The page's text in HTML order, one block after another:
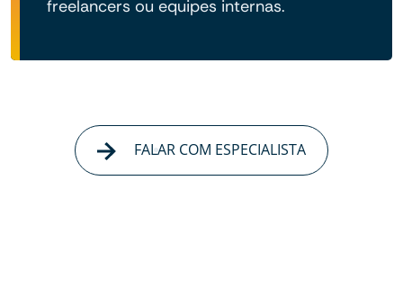
freelancers ou equipes internas.
FALAR COM ESPECIALISTA